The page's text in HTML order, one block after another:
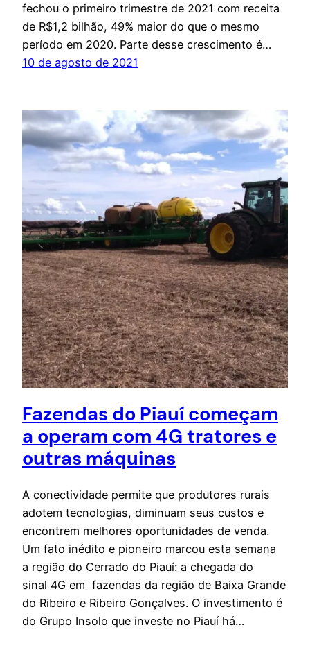
fechou o primeiro trimestre de 2021 com receita
de R$1,2 bilhão, 49% maior do que o mesmo
período em 2020. Parte desse crescimento é…
10 de agosto de 2021
Fazendas do Piauí começam
a operam com 4G tratores e
outras máquinas
A conectividade permite que produtores rurais
adotem tecnologias, diminuam seus custos e
encontrem melhores oportunidades de venda.
Um fato inédito e pioneiro marcou esta semana
a região do Cerrado do Piauí: a chegada do
sinal 4G em fazendas da região de Baixa Grande
do Ribeiro e Ribeiro Gonçalves. O investimento é
do Grupo Insolo que investe no Piauí há…